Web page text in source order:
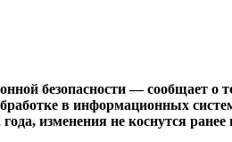
безопасности — сообщает
в информационных
изменения не коснутся